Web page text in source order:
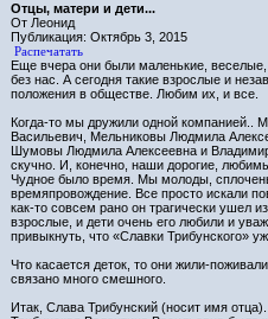
Отцы, матери и дети...
От Леонид
Публикация: Октябрь 3, 2015
Распечатать
Еще вчера они были маленькие,
без нас. А сегодня такие взрослые и
положения в обществе. Любим их, и все.
Когда-то мы дружили одной компанией..
Васильевич, Мельниковы Людмила
Шумовы Людмила Алексеевна и
скучно. И, конечно, наши дорогие,
Чудное было время. Мы молоды,
времяпровождение. Все просто искали
как-то совсем рано он трагически ушел
взрослые, и дети очень его любили и
привыкнуть, что «Славки Трибунского»
Что касается деток, то они жили-
связано много смешного.
Итак, Слава Трибунский (носит имя